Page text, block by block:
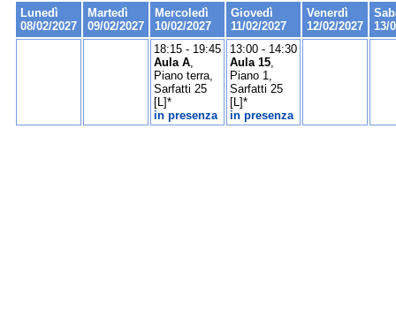
Lunedì
08/02/2027
Martedì
09/02/2027
Mercoledì
10/02/2027
Giovedì
11/02/2027
Venerdì
12/02/2027
13/
18:15 - 19:45
Aula A,
Piano terra,
Sarfatti 25
[L]*
in presenza
13:00 - 14:30
Aula 15,
Piano 1,
Sarfatti 25
[L]*
in presenza